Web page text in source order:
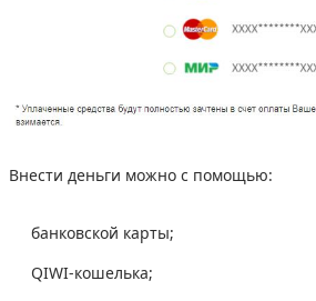
Внести деньги можно с помощью:
банковской карты;
QIWI-кошелька;